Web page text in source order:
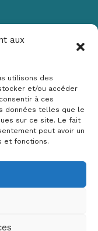
aux
utilisons des
et/ou accéder
à ces
données telles que le
sur ce site. Le fait
peut avoir un
et fonctions.